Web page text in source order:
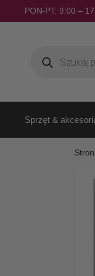
PON-PT: 9:00 –
Sprzęt &